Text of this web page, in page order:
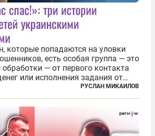
спас!»: три истории
украинскими
которые попадаются на уловки
есть особая группа — это
— от первого контакта
или исполнения задания от
занять от двух часов до
Детей превращают в
которые...
РУСЛАН МИКАИЛОВ